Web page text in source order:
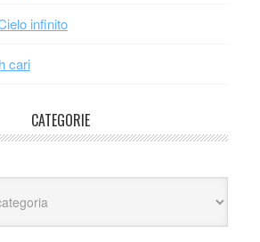
infinito
cari
CATEGORIE